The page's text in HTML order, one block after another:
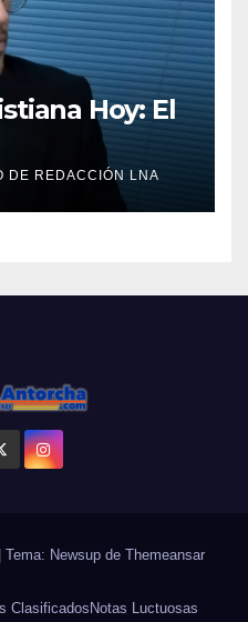
Hoy: El
DE REDACCIÓN LNA
Tema: Newsup de Themeansar
Clasificados Notas Luctuosas